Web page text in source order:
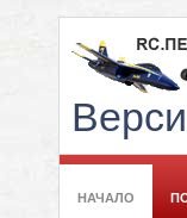
НАЧАЛО